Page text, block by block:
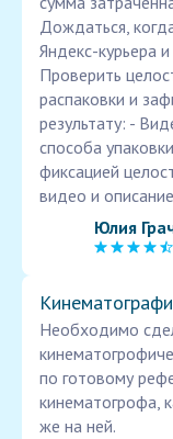
Дождаться,
Яндекс-курьера
Проверить
распаковки и
результату: -
способа
фиксацией
видео и
Юлия
Необходимо
по готовому
кинематогрофа,
же на ней.